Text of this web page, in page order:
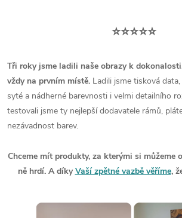
⭐⭐⭐⭐⭐
Tři roky jsme ladili naše obrazy k
vždy na prvním místě. Ladili jsme tisková
syté a nádherné barevnosti i velmi detailního
testovali jsme ty nejlepší dodavatele rámů,
nezávadnost barev.
Chceme mít produkty, za kterými si můžeme
ně hrdí. A díkyVaší zpětné vazbě věříme,